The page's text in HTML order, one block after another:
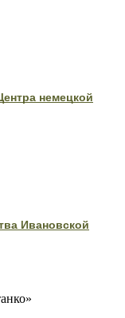
немецкой
Ивановской